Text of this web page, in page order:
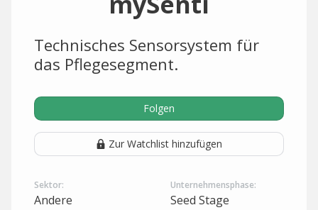
Technisches Sensorsystem für
das Pflegesegment.
Folgen
Zur Watchlist hinzufügen
Sektor:
Andere
Unternehmensphase:
Seed Stage